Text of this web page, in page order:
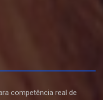
competência real de